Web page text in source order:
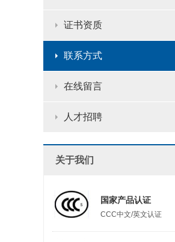
证书资质
联系方式
在线留言
人才招聘
关于我们
国家产品认证
CCC中文/英文认证